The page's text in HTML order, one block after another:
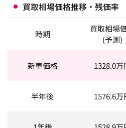
買取相場価格推移・残価率
時期
買取相場
(予測)
新車価格 1328.0万
半年後 1576.6万